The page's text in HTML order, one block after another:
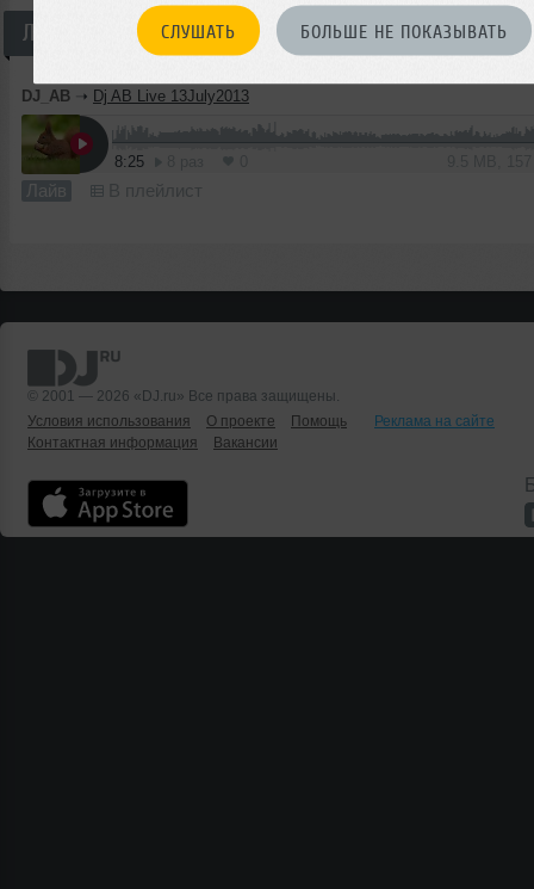
СЛУШАТЬ БОЛЬШЕ НЕ ПОКАЗЫВАТЬ
Лайв
DJ_AB ➝ Dj AB Live 13July2013
8:25
Лайв В плейлист
© 2001 — 2026 «DJ.ru» Все права защищены.
Условия использования
О проекте Помощь
Реклама на сайте
Контактная информация
Вакансии